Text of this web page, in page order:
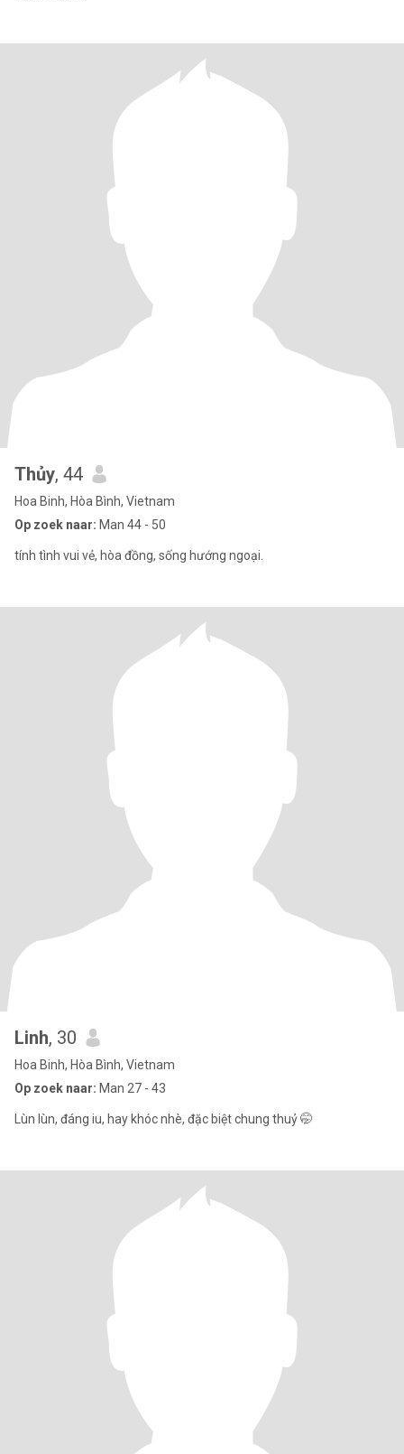
Thủy, 44
Hoa Binh, Hòa Bình, Vietnam
Op zoek naar: Man 44 - 50
tính tình vui vẻ, hòa đồng, sống hướng ngoại.
Linh, 30
Hoa Binh, Hòa Bình, Vietnam
Op zoek naar: Man 27 - 43
Lùn lùn, đáng iu, hay khóc nhè, đặc biệt chung thuỷ 🤭